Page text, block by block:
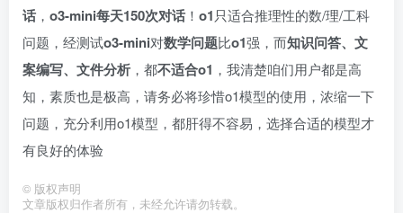
话 ， o3-mini每天150次对话 ！ o1只适合推理性的数/理/工科
问题，经测试o3-mini对数学问题比o1强，而知识问答、文
案编写、文件分析 ，都不适合o1 ，我清楚咱们用户都是高
知，素质也是极高，请务必将珍惜o1模型的使用，浓缩一下
问题，充分利用o1模型，都肝得不容易，选择合适的模型才
有良好的体验
© 版权声明
文章版权归作者所有，未经允许请勿转载。